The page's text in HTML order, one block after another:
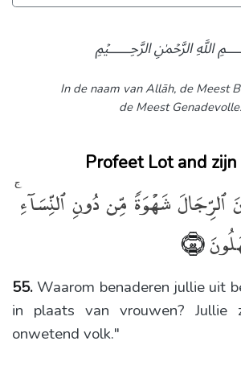
In de naam van Allāh, de Meest
de Meest Genadevolle.
Profeet Lot and
55.Waarom benaderen jullie uit
in plaats van vrouwen? Jullie
onwetend volk."
شَهْوَةًۭ مِّن دُونِ ٱلنِّسَآءِ
﴿٥٥﴾